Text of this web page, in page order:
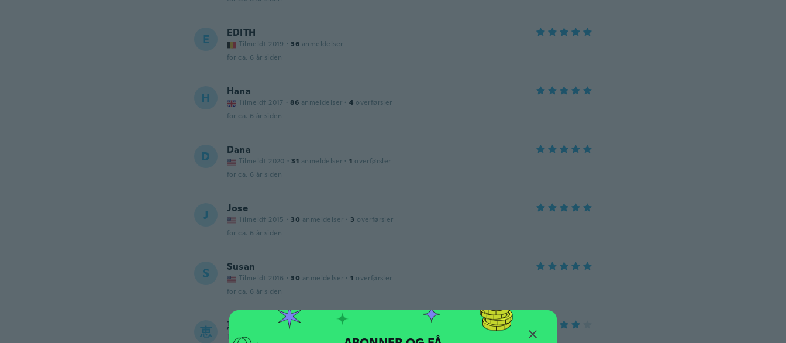
E EDITH
Tilmeldt 2019 · 36 anmeldelser
for ca. 6 år siden
H Hana
Tilmeldt 2017 · 86 anmeldelser · 4 overførsler
for ca. 6 år siden
D Dana
Tilmeldt 2020 · 31 anmeldelser · 1 overførsler
for ca. 6 år siden
J Jose
Tilmeldt 2015 · 30 anmeldelser · 3 overførsler
for ca. 6 år siden
S Susan
Tilmeldt 2016 · 30 anmeldelser · 1 overførsler
for ca. 6 år siden
恵 恵美子
Tilmeldt 2020